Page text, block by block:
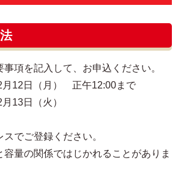
項を記入して、お申込ください。
月12日（月） 正午12:00まで
13日（火）
でご登録ください。
量の関係ではじかれることがありま